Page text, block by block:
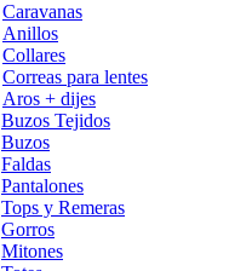
Caravanas
Anillos
Collares
Correas para lentes
Aros + dijes
Buzos Tejidos
Buzos
Faldas
Pantalones
Tops y Remeras
Gorros
Mitones